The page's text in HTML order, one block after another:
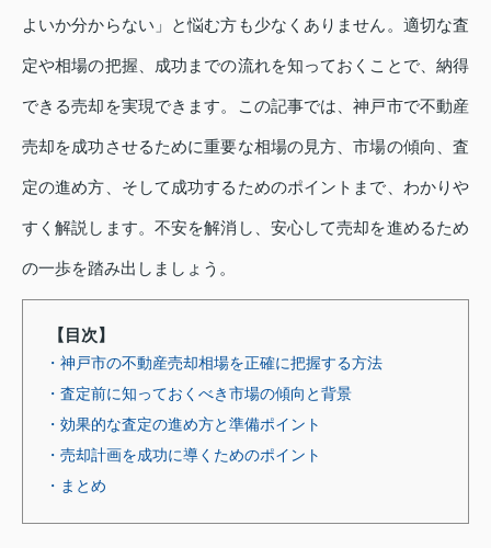
よいか分からない」と悩む方も少なくありません。適切な査
定や相場の把握、成功までの流れを知っておくことで、納得
できる売却を実現できます。この記事では、神戸市で不動産
売却を成功させるために重要な相場の見方、市場の傾向、査
定の進め方、そして成功するためのポイントまで、わかりや
すく解説します。不安を解消し、安心して売却を進めるため
の一歩を踏み出しましょう。
【目次】
・神戸市の不動産売却相場を正確に把握する方法
・査定前に知っておくべき市場の傾向と背景
・効果的な査定の進め方と準備ポイント
・売却計画を成功に導くためのポイント
・まとめ